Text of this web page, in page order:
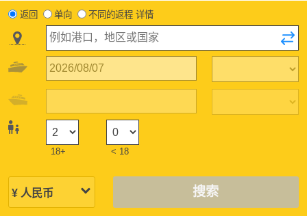
返回 单向 不同的返程 详情
18+ < 18
搜索